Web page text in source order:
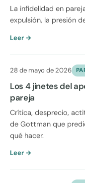
La infidelidad en
expulsión, la presión
Leer →
28 de mayo de 2026
Los 4 jinetes del
pareja
Crítica, desprecio,
de Gottman que
qué hacer.
Leer →